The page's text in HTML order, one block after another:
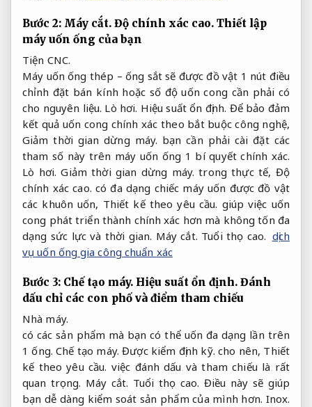
Bước 2: Máy cắt. Độ chính xác cao. Thiết lập
máy uốn ống của bạn
Tiện CNC.
Máy uốn ống thép – ống sắt sẽ được đồ vật 1 nút điều
chỉnh đặt bán kính hoặc số độ uốn cong cần phải có
cho nguyên liệu. Lò hơi. Hiệu suất ổn định. Để bảo đảm
kết quả uốn cong chính xác theo bắt buộc công nghệ,
Giảm thời gian dừng máy. bạn cần phải cài đặt các
tham số này trên máy uốn ống 1 bí quyết chính xác.
Lò hơi. Giảm thời gian dừng máy. trong thực tế, Độ
chính xác cao. có đa dạng chiếc máy uốn được đồ vật
các khuôn uốn, Thiết kế theo yêu cầu. giúp việc uốn
cong phát triển thành chính xác hơn mà không tốn đa
dạng sức lực và thời gian. Máy cắt. Tuổi thọ cao. dịch
vụ uốn ống gia công chuẩn xác
Bước 3: Chế tạo máy. Hiệu suất ổn định. Đánh
dấu chỉ các con phố và điểm tham chiếu
Nhà máy.
có các sản phẩm mà bạn có thể uốn đa dạng lần trên
1 ống.Chế tạo máy. Được kiểm định kỹ. cho nên, Thiết
kế theo yêu cầu. việc đánh dấu và tham chiếu là rất
quan trọng. Máy cắt. Tuổi thọ cao. Điều này sẽ giúp
bạn dễ dàng kiểm soát sản phẩm của mình hơn. Inox.